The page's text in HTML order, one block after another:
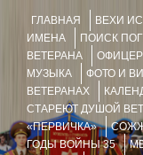
ГЛАВНАЯ ВЕХИ
ИМЕНА
ПОИСК
ВЕТЕРАНА
МУЗЫКА
ФОТО И
ВЕТЕРАНАХ
СТАРЕЮТ ДУШОЙ
«ПЕРВИЧКА»
ГОДЫ ВОЙНЫ 35